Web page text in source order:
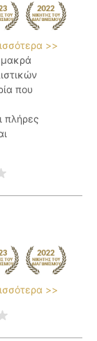
>>
μακρά
που
πλήρες
>>